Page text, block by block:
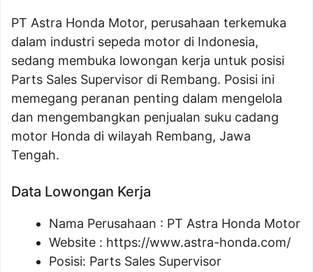
PT Astra Honda Motor, perusahaan terkemuka
dalam industri sepeda motor di Indonesia,
sedang membuka lowongan kerja untuk posisi
Parts Sales Supervisor di Rembang. Posisi ini
memegang peranan penting dalam mengelola
dan mengembangkan penjualan suku cadang
motor Honda di wilayah Rembang, Jawa
Tengah.
Data Lowongan Kerja
Nama Perusahaan : PT Astra Honda Motor
Website : https://www.astra-honda.com/
Posisi: Parts Sales Supervisor